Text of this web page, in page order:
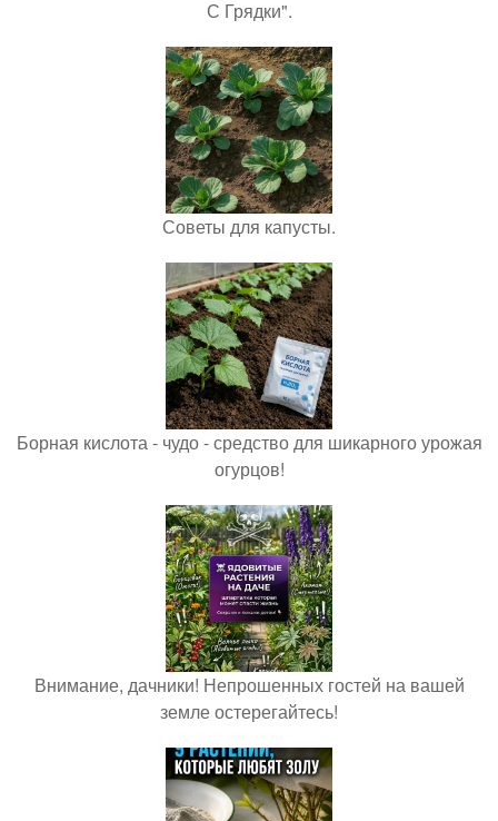
С Грядки".
Советы для капусты.
Борная кислота - чудо - средство для шикарного урожая
огурцов!
Внимание, дачники! Непрошенных гостей на вашей
земле остерегайтесь!